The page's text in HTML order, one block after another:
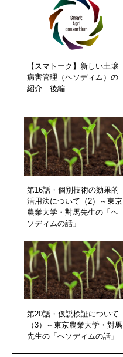
【スマトーク】新しい土壌
病害管理（ヘソディム）の
紹介 後編
第16話・個別技術の効果的
活用法について（2）～東京
農業大学・對馬先生の「ヘ
ソディムの話」
第20話・仮説検証について
（3）～東京農業大学・對馬
先生の「ヘソディムの話」